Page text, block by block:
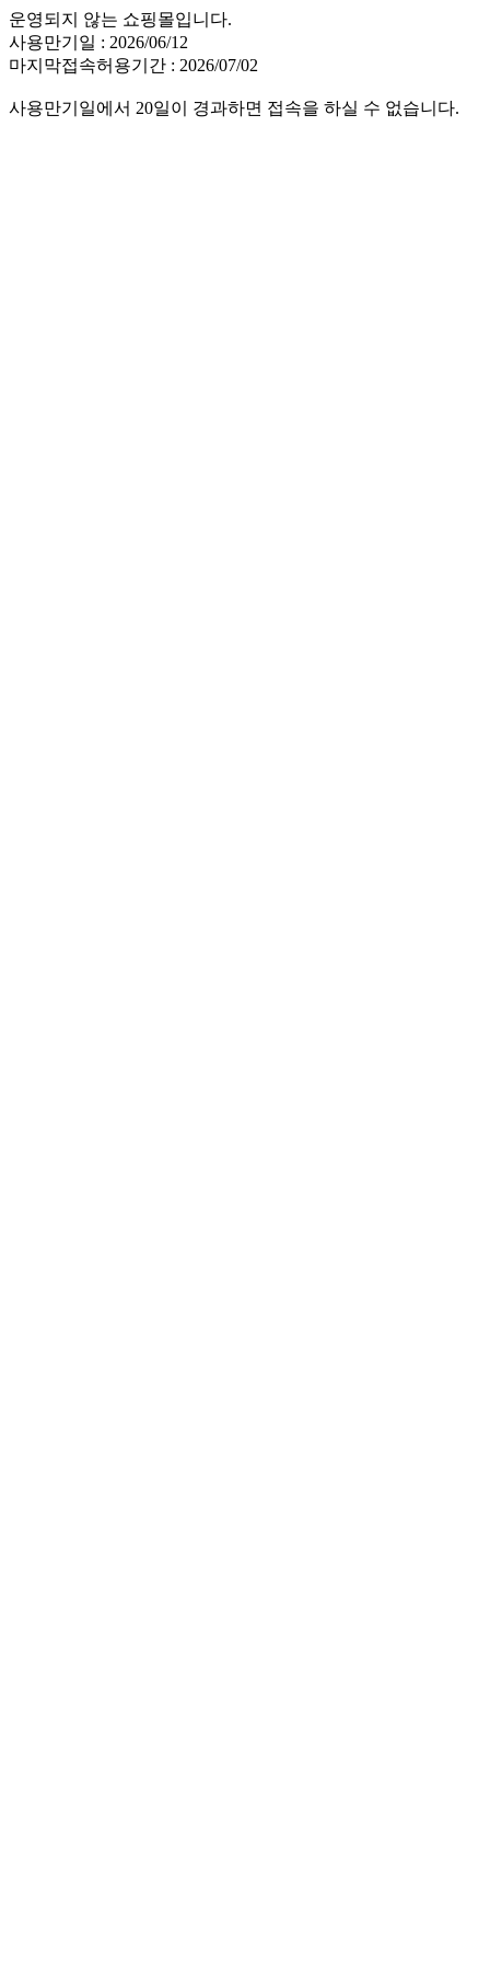
운영되지 않는 쇼핑몰입니다.
사용만기일 : 2026/06/12
마지막접속허용기간 : 2026/07/02
사용만기일에서 20일이 경과하면 접속을 하실 수 없습니다.